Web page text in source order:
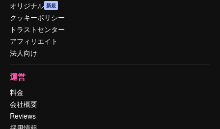
オリジナル 新規
クッキーポリシー
トラストセンター
アフィリエイト
法人向け
運営
料金
会社概要
Reviews